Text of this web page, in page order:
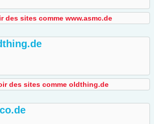
des sites comme www.asmc.de
des sites comme oldthing.de